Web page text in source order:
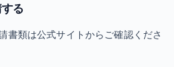
る
書類は公式サイトからご確認くださ